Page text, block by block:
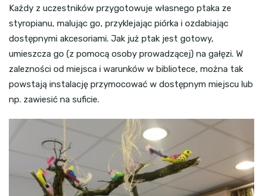
Każdy z uczestników przygotowuje własnego ptaka ze
styropianu, malując go, przyklejając piórka i ozdabiając
dostępnymi akcesoriami. Jak już ptak jest gotowy,
umieszcza go (z pomocą osoby prowadzącej) na gałęzi. W
zalezności od miejsca i warunków w bibliotece, można tak
powstają instalację przymocować w dostępnym miejscu lub
np. zawiesić na suficie.